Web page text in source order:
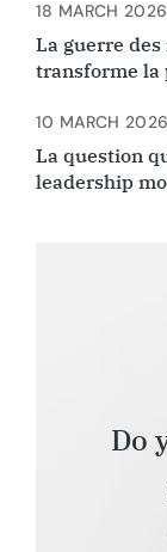
La guerre
transforme la
18 MARCH 2026
La question
leadership
10 MARCH 2026
Do